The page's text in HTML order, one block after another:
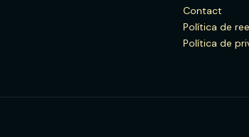
Contact
Política de
Política de